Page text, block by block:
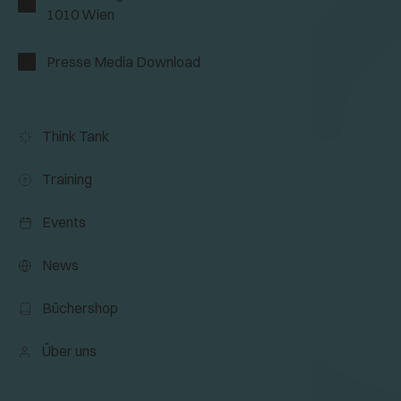
1010 Wien
Presse Media Download
Think Tank
Training
Events
News
Büchershop
Über uns